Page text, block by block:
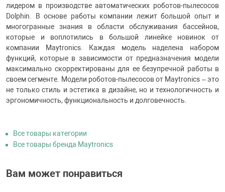
лидером в производстве автоматических роботов-пылесосов
Dolphin. В основе работы компании лежит большой опыт и
многогранные знания в области обслуживания бассейнов,
которые и воплотились в большой линейке новинок от
компании Maytronics. Каждая модель наделена набором
функций, которые в зависимости от предназначения модели
максимально скорректированы для ее безупречной работы в
своем сегменте. Модели роботов-пылесосов от Maytronics – это
не только стиль и эстетика в дизайне, но и технологичность и
эргономичность, функциональность и долговечность.
Все товары категории
Все товары бренда Maytronics
Вам может понравиться